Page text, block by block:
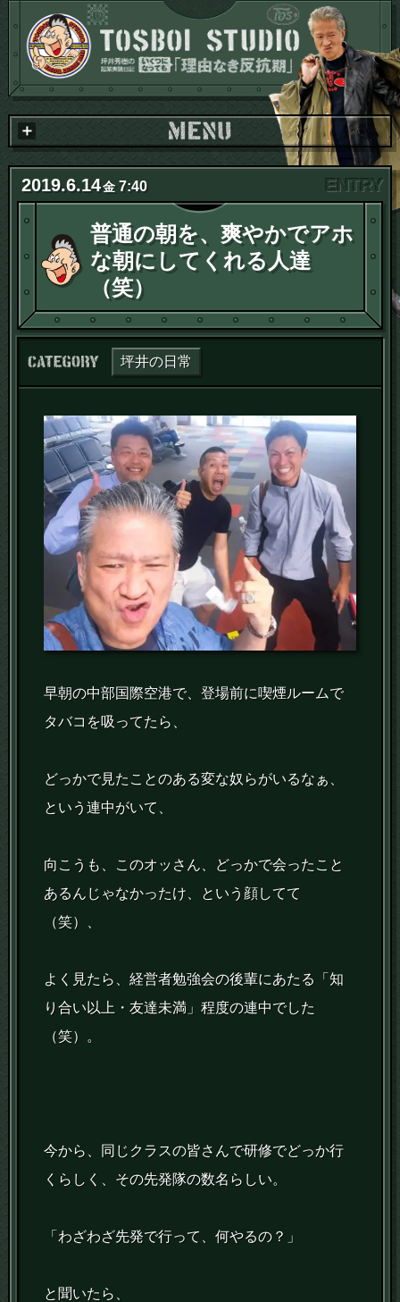
2019.6.14金7:40
普通の朝を、爽やかでアホ
な朝にしてくれる人達
（笑）
カテゴリー：
坪井の日常
早朝の中部国際空港で、登場前に喫煙ルームで
タバコを吸ってたら、
どっかで見たことのある変な奴らがいるなぁ、
という連中がいて、
向こうも、このオッさん、どっかで会ったこと
あるんじゃなかったけ、という顔してて
（笑）、
よく見たら、経営者勉強会の後輩にあたる「知
り合い以上・友達未満」程度の連中でした
（笑）。
今から、同じクラスの皆さんで研修でどっか行
くらしく、その先発隊の数名らしい。
「わざわざ先発で行って、何やるの？」
と聞いたら、